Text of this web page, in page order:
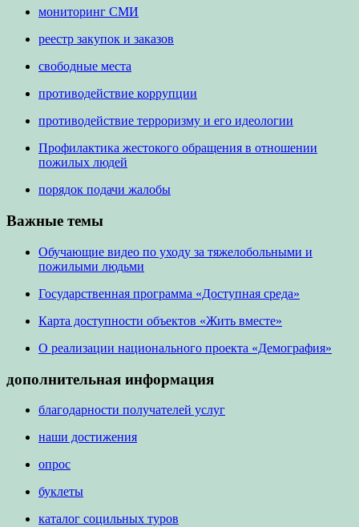
мониторинг СМИ
реестр закупок и заказов
свободные места
противодействие коррупции
противодействие терроризму и его идеологии
Профилактика жестокого обращения в отношении
пожилых людей
порядок подачи жалобы
Важные темы
Обучающие видео по уходу за тяжелобольными и
пожилыми людьми
Государственная программа «Доступная среда»
Карта доступности объектов «Жить вместе»
О реализации национального проекта «Демография»
дополнительная информация
благодарности получателей услуг
наши достижения
опрос
буклеты
каталог социльных туров